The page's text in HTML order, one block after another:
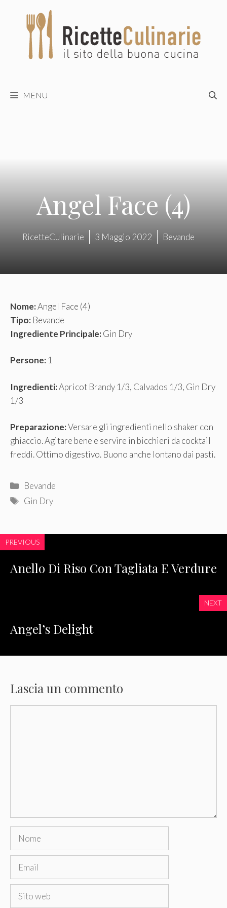
contenuto
MENU
Angel Face (4)
RicetteCulinarie 3 Maggio 2022 Bevande
Nome:Angel Face (4)
Tipo: Bevande
Ingrediente Principale:Gin Dry
Persone: 1
Ingredienti:Apricot Brandy 1/3, Calvados 1/3, Gin Dry
1/3
Preparazione:Versare gli ingredienti nello shaker con
ghiaccio. Agitare bene e servire in bicchieri da cocktail
freddi. Ottimo digestivo. Buono anche lontano dai pasti.
Categorie
Bevande
Tag
Gin Dry
PREVIOUS
Anello Di Riso Con Tagliata E Verdure
NEXT
Angel’s Delight
Lascia un commento
Nome
Email
Sito